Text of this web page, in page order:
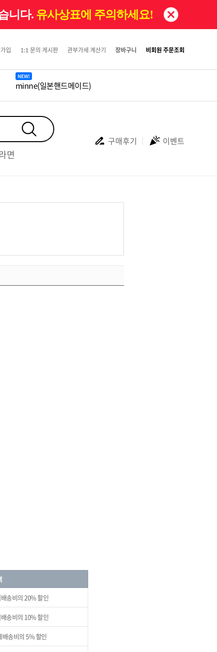
니다. 유사상표에 주의하세요!
minne(일본핸드메이드)
입 1:1 문의 게시판 관부가세 계산기 장바구니 비회원 주문조회
면
구매후기 이벤트
송비의 20% 할인
송비의 10% 할인
배송비의 5% 할인